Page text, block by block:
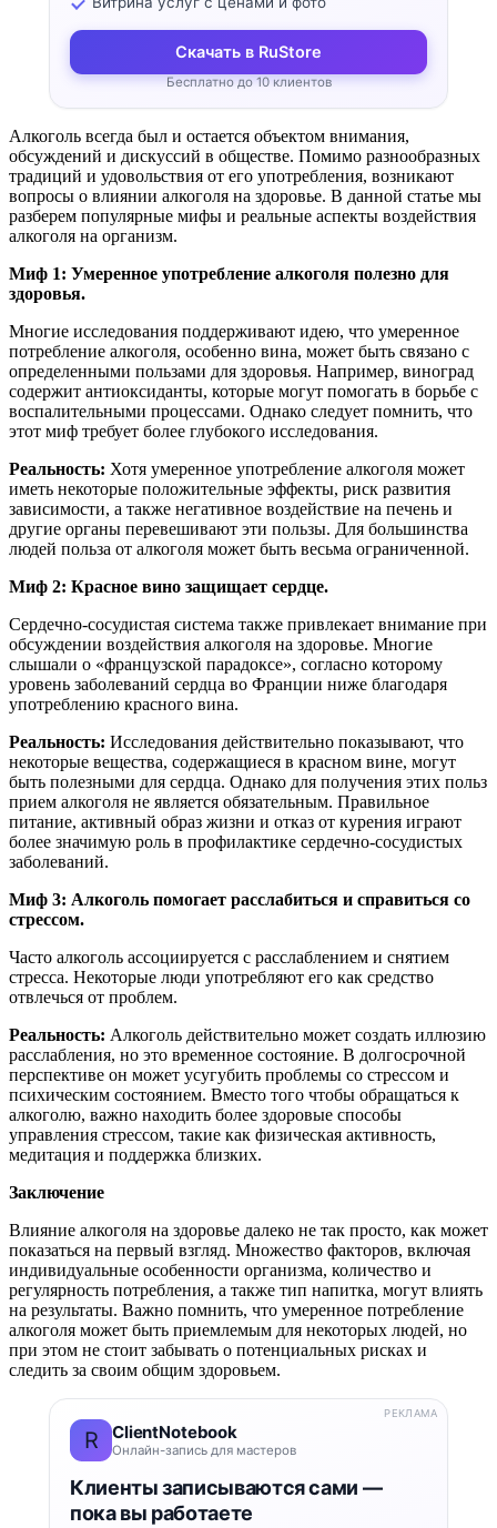
Скачать в RuStore
Бесплатно до 10 клиентов
Алкоголь всегда был и остается объектом внимания,
обсуждений и дискуссий в обществе. Помимо разнообразных
традиций и удовольствия от его употребления, возникают
вопросы о влиянии алкоголя на здоровье. В данной статье мы
разберем популярные мифы и реальные аспекты воздействия
алкоголя на организм.
Миф 1: Умеренное употребление алкоголя полезно для
здоровья.
Многие исследования поддерживают идею, что умеренное
потребление алкоголя, особенно вина, может быть связано с
определенными пользами для здоровья. Например, виноград
содержит антиоксиданты, которые могут помогать в борьбе с
воспалительными процессами. Однако следует помнить, что
этот миф требует более глубокого исследования.
Реальность: Хотя умеренное употребление алкоголя может
иметь некоторые положительные эффекты, риск развития
зависимости, а также негативное воздействие на печень и
другие органы перевешивают эти пользы. Для большинства
людей польза от алкоголя может быть весьма ограниченной.
Миф 2: Красное вино защищает сердце.
Сердечно-сосудистая система также привлекает внимание при
обсуждении воздействия алкоголя на здоровье. Многие
слышали о «французской парадоксе», согласно которому
уровень заболеваний сердца во Франции ниже благодаря
употреблению красного вина.
Реальность: Исследования действительно показывают, что
некоторые вещества, содержащиеся в красном вине, могут
быть полезными для сердца. Однако для получения этих польз
прием алкоголя не является обязательным. Правильное
питание, активный образ жизни и отказ от курения играют
более значимую роль в профилактике сердечно-сосудистых
заболеваний.
Миф 3: Алкоголь помогает расслабиться и справиться со
стрессом.
Часто алкоголь ассоциируется с расслаблением и снятием
стресса. Некоторые люди употребляют его как средство
отвлечься от проблем.
Реальность: Алкоголь действительно может создать иллюзию
расслабления, но это временное состояние. В долгосрочной
перспективе он может усугубить проблемы со стрессом и
психическим состоянием. Вместо того чтобы обращаться к
алкоголю, важно находить более здоровые способы
управления стрессом, такие как физическая активность,
медитация и поддержка близких.
Заключение
Влияние алкоголя на здоровье далеко не так просто, как может
показаться на первый взгляд. Множество факторов, включая
индивидуальные особенности организма, количество и
регулярность потребления, а также тип напитка, могут влиять
на результаты. Важно помнить, что умеренное потребление
алкоголя может быть приемлемым для некоторых людей, но
при этом не стоит забывать о потенциальных рисках и
следить за своим общим здоровьем.
R ClientNotebook
Онлайн-запись для мастеров
Клиенты записываются сами —
пока вы работаете
РЕКЛАМА